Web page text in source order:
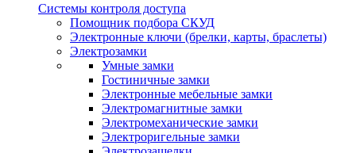
Системы контроля доступа
Помощник подбора СКУД
Электронные ключи (брелки, карты, браслеты)
Электрозамки
Умные замки
Гостиничные замки
Электронные мебельные замки
Электромагнитные замки
Электромеханические замки
Электроригельные замки